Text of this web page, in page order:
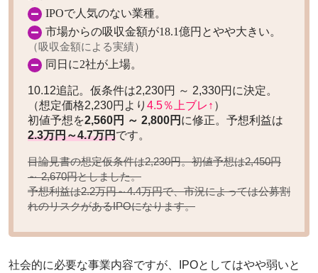
IPOで人気のない業種。
市場からの吸収金額が18.1億円とやや大きい。
（吸収金額による実績）
同日に2社が上場。
10.12追記。仮条件は2,230円 ～ 2,330円に決定。
（想定価格2,230円より 4.5％上ブレ↑ ）
初値予想を2,560円 ～ 2,800円 に修正。予想利益は
2.3万円～4.7万円です。
目論見書の想定仮条件は2,230円。初値予想は2,450円
～ 2,670円としました。
予想利益は2.2万円～4.4万円で、市況によっては公募割
れのリスクがあるIPOになります。
社会的に必要な事業内容ですが、IPOとしてはやや弱いと